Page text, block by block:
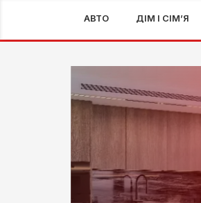
АВТО ДІМ І СІМ’Я